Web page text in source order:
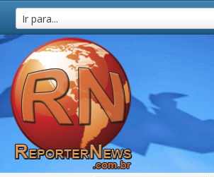
Ir para...